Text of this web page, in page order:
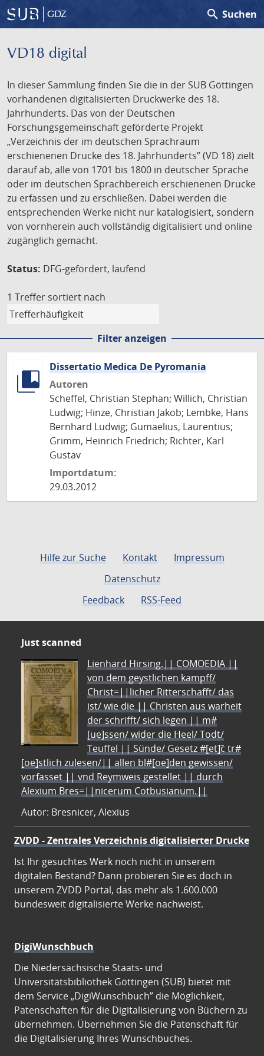
GDZ search Suchen
VD18 digital
In dieser Sammlung finden Sie die in der SUB Göttingen
vorhandenen digitalisierten Druckwerke des 18.
Jahrhunderts. Das von der Deutschen
Forschungsgemeinschaft geförderte Projekt
„Verzeichnis der im deutschen Sprachraum
erschienenen Drucke des 18. Jahrhunderts” (VD 18) zielt
darauf ab, alle von 1701 bis 1800 in deutscher Sprache
oder im deutschen Sprachbereich erschienenen Drucke
zu erfassen und zu erschließen. Dabei werden die
entsprechenden Werke nicht nur katalogisiert, sondern
von vornherein auch vollständig digitalisiert und online
zugänglich gemacht.
Status: DFG-gefördert, laufend
1 Treffer sortiert nach
Filter anzeigen
Dissertatio Medica De Pyromania
Autoren
Scheffel, Christian Stephan; Willich, Christian
Ludwig; Hinze, Christian Jakob; Lembke, Hans
Bernhard Ludwig; Gumaelius, Laurentius;
Grimm, Heinrich Friedrich; Richter, Karl
Gustav
Importdatum:
29.03.2012
Hilfe zur Suche Kontakt
Impressum
Datenschutz
Feedback
RSS-Feed
Just scanned
Lienhard Hirsing.|| COMOEDIA ||
von dem geystlichen kampff/
Christ=||licher Ritterschafft/ das
ist/ wie die || Christen aus warheit
der schrifft/ sich legen || m#
[ue]ssen/ wider die Heel/ Todt/
Teuffel || Sünde/ Gesetz #[et]c̃ tr#
[oe]stlich zulesen/|| allen bl#[oe]den gewissen/
vorfasset || vnd Reymweis gestellet || durch
Alexium Bres=||nicerum Cotbusianum.||
Autor: Bresnicer, Alexius
ZVDD - Zentrales Verzeichnis digitalisierter Drucke
Ist Ihr gesuchtes Werk noch nicht in unserem
digitalen Bestand? Dann probieren Sie es doch in
unserem ZVDD Portal, das mehr als 1.600.000
bundesweit digitalisierte Werke nachweist.
DigiWunschbuch
Die Niedersächsische Staats- und
Universitätsbibliothek Göttingen (SUB) bietet mit
dem Service „DigiWunschbuch” die Möglichkeit,
Patenschaften für die Digitalisierung von Büchern zu
übernehmen. Übernehmen Sie die Patenschaft für
die Digitalisierung Ihres Wunschbuches.